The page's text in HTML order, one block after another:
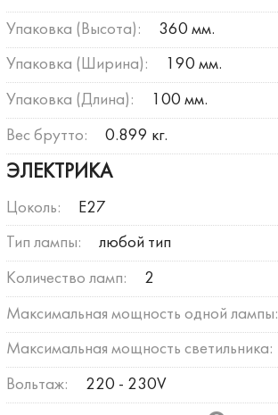
Упаковка (Высота): 360 мм.
Упаковка (Ширина): 190 мм.
Упаковка (Длина): 100 мм.
Вес брутто: 0.899 кг.
ЭЛЕКТРИКА
Цоколь: E27
Тип лампы: любой тип
Количество ламп: 2
Максимальная мощность одной лампы:
Максимальная мощность светильника:
Вольтаж: 220 - 230V